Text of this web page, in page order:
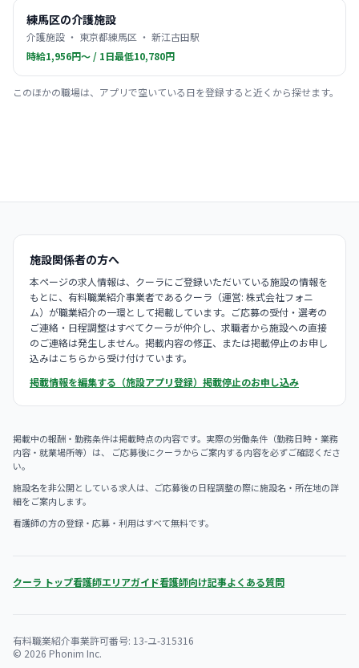
練馬区の介護施設
介護施設 ・ 東京都練馬区 ・ 新江古田駅
時給1,956円〜 / 1日最低10,780円
このほかの職場は、アプリで空いている日を登録すると近くから探せます。
施設関係者の方へ
本ページの求人情報は、クーラにご登録いただいている施設の情報を
もとに、有料職業紹介事業者であるクーラ（運営: 株式会社フォニ
ム）が職業紹介の一環として掲載しています。ご応募の受付・選考の
ご連絡・日程調整はすべてクーラが仲介し、求職者から施設への直接
のご連絡は発生しません。掲載内容の修正、または掲載停止のお申し
込みはこちらから受け付けています。
掲載情報を編集する（施設アプリ登録） 掲載停止のお申し込み
掲載中の報酬・勤務条件は掲載時点の内容です。実際の労働条件（勤務日時・業務
内容・就業場所等）は、 ご応募後にクーラからご案内する内容を必ずご確認くださ
い。
施設名を非公開としている求人は、ご応募後の日程調整の際に施設名・所在地の詳
細をご案内します。
看護師の方の登録・応募・利用はすべて無料です。
クーラ トップ看護師エリアガイド看護師向け記事よくある質問
有料職業紹介事業許可番号: 13-ユ-315316
© 2026 Phonim Inc.